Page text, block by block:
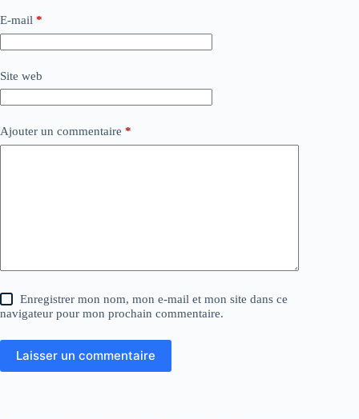
E-mail *
Site web
Ajouter un commentaire *
Enregistrer mon nom, mon e-mail et mon site dans ce
navigateur pour mon prochain commentaire.
Laisser un commentaire